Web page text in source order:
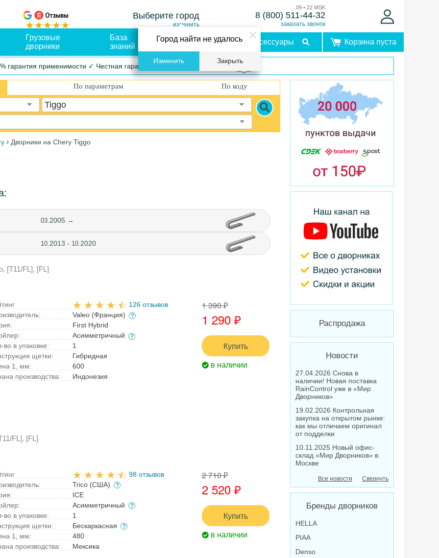
Выберите город
изменить
09 • 22 MSK
8 (800) 511-44-32
заказать звонок
Грузовые
дворники
База
знаний
Оплата и
Аксессуары Корзина пуста
гарантия применимости ✓ Честная гарантия ✓ Упрощенный возврат
По параметрам По коду
Tiggo
› Дворники на Chery Tiggo
03 .2005 →
10.2013 - 10 .2020
[T11/FL], [FL]
126 отзывов
Valeo (Франция)
First Hybrid
Асимметричный
во в упаковке:
1
щетки:
Гибридная
1, мм:
600
производства:
Индонезия
1 390 ₽
1 290 ₽
Купить
в наличии
FL], [FL]
98 отзывов
Trico (США)
ICE
Асимметричный
во в упаковке:
1
щетки:
Бескаркасная
1, мм:
480
производства:
Мексика
2 710 ₽
2 520 ₽
Купить
в наличии
Распродажа
Новости
27.04.2026 Снова в
наличии! Новая поставка
RainControl уже в «Мир
Дворников»
19.02.2026 Контрольная
закупка на открытом рынке:
как мы отличаем оригинал
от подделки
10.11.2025 Новый офис-
склад «Мир Дворников» в
Москве
Свернуть
Все новости
Бренды дворников
HELLA
PIAA
Denso
Город найти не удалось
Изменить Закрыть